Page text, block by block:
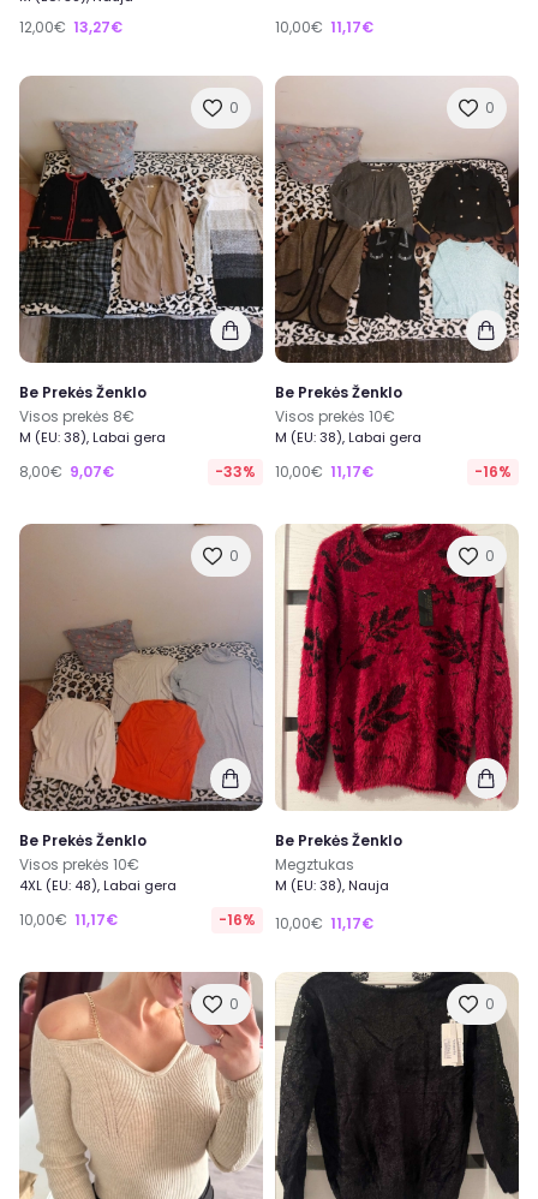
12,00€ 13,27€ 10,00€ 11,17€
0
Be Prekės Ženklo
Visos prekės 8€
M (EU: 38), Labai gera
8,00€ 9,07€ -33%
0
Be Prekės Ženklo
Visos prekės 10€
M (EU: 38), Labai gera
10,00€ 11,17€ -16%
0
Be Prekės Ženklo
Visos prekės 10€
4XL (EU: 48), Labai gera
10,00€ 11,17€ -16%
0
Be Prekės Ženklo
Megztukas
M (EU: 38), Nauja
10,00€ 11,17€
0 0